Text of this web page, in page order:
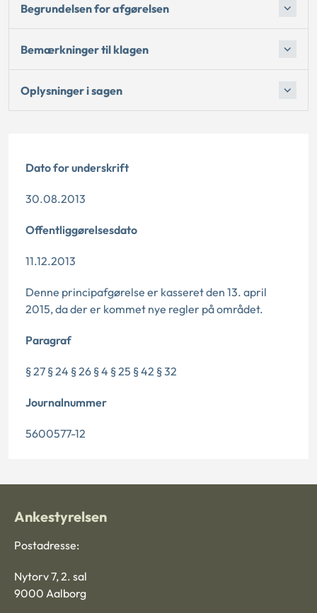
Begrundelsen for afgørelsen
Bemærkninger til klagen
Oplysninger i sagen
Dato for underskrift
30.08.2013
Offentliggørelsesdato
11.12.2013
Denne principafgørelse er kasseret den 13. april
2015, da der er kommet nye regler på området.
Paragraf
§ 27 § 24 § 26 § 4 § 25 § 42 § 32
Journalnummer
5600577-12
Ankestyrelsen
Postadresse:
Nytorv 7, 2. sal
9000 Aalborg